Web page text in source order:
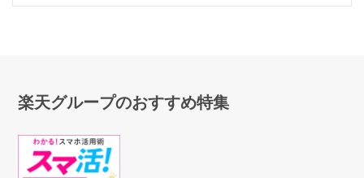
楽天グループのおすすめ特集